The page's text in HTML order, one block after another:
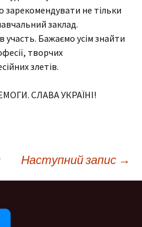
зарекомендувати не тільки
заклад.
участь. Бажаємо усім знайти
творчих
злетів.
СЛАВА УКРАЇНІ!
Наступний запис →